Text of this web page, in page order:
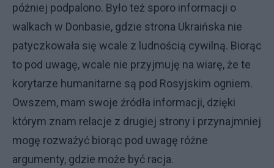
póżniej podpalono. Było też sporo informacji o
walkach w Donbasie, gdzie strona Ukraińska nie
patyczkowała się wcale z ludnością cywilną. Biorąc
to pod uwagę, wcale nie przyjmuję na wiarę, że te
korytarze humanitarne są pod Rosyjskim ogniem.
Owszem, mam swoje źródła informacji, dzięki
którym znam relacje z drugiej strony i przynajmniej
mogę rozważyć biorąc pod uwagę różne
argumenty, gdzie może być racja.